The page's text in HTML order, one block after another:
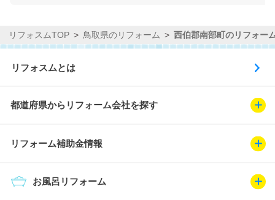
リフォスムTOP 鳥取県のリフォーム 西伯郡南部町のリフォー
リフォスムとは
都道府県からリフォーム会社を探す
リフォーム補助金情報
お風呂リフォーム